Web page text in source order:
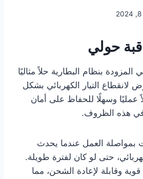
حولي
بنظام البطارية حلاً مثاليًا
لانقطاع التيار الكهربائي بشكل
عمليًا وسهلًا للحفاظ على أمان
في هذه الظروف.
بمواصلة العمل عندما يحدث
حتى لو كان لفترة طويلة.
وقابلة لإعادة الشحن، مما